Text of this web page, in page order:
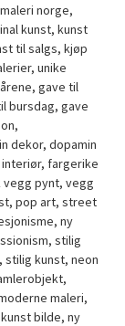
norge,
kunst, kunst
til salgs, kjøp
unike
gave til
bursdag, gave
dekor, dopamin
fargerike
pynt, vegg
pop art, street
ny
stilig
stilig kunst, neon
maleri,
bilde, ny